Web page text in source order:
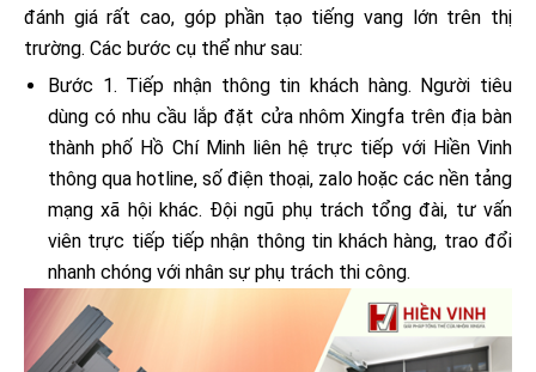
đánh giá rất cao, góp phần tạo tiếng vang lớn trên thị
trường. Các bước cụ thể như sau:
Bước 1. Tiếp nhận thông tin khách hàng. Người tiêu
dùng có nhu cầu lắp đặt cửa nhôm Xingfa trên địa bàn
thành phố Hồ Chí Minh liên hệ trực tiếp với Hiền Vinh
thông qua hotline, số điện thoại, zalo hoặc các nền tảng
mạng xã hội khác. Đội ngũ phụ trách tổng đài, tư vấn
viên trực tiếp tiếp nhận thông tin khách hàng, trao đổi
nhanh chóng với nhân sự phụ trách thi công.